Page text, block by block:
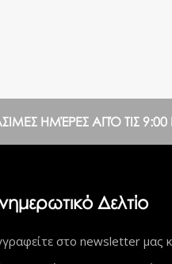
ΗΜΈΡΕΣ ΑΠΌ ΤΙΣ
Δελτίο
στο newsletter μας